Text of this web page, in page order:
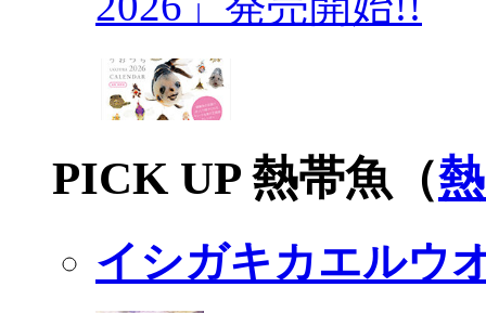
PICK UP 熱帯魚（
イシガキカエルウ